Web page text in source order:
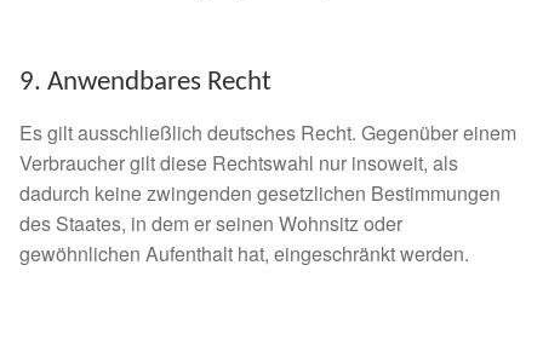
9. Anwendbares Recht
Es gilt ausschließlich deutsches Recht. Gegenüber einem
Verbraucher gilt diese Rechtswahl nur insoweit, als
dadurch keine zwingenden gesetzlichen Bestimmungen
des Staates, in dem er seinen Wohnsitz oder
gewöhnlichen Aufenthalt hat, eingeschränkt werden.